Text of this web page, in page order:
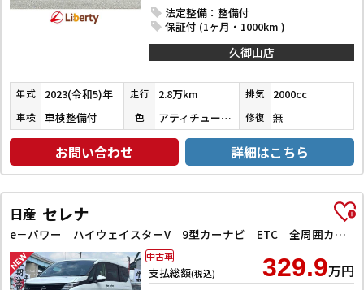
法定整備：整備付
保証付 (1ヶ月・1000km )
久御山店
年式 2023(令和5)年 走行 2.8万km 排気 2000cc
車検 車検整備付 色 アティチュードブラックマイカ 修復 無
お問い合わせ 詳細はこちら
日産 セレナ
e－パワー ハイウェイスターV 9型カーナビ ETC 全周囲カメラ TV クリアランスソナー オートクルーズコントロール 衝突被害軽減システム 両側電動スライドドア LEDヘッドランプ スマートキー アイドリングストップ
支払総額(税込) 329.9万円
中古車